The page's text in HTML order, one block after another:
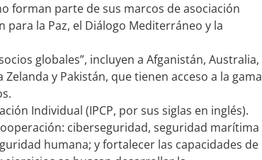
forman parte de sus marcos de asociación
para la Paz, el Diálogo Mediterráneo y la
globales”, incluyen a Afganistán, Australia,
y Pakistán, que tienen acceso a la gama
Individual (IPCP, por sus siglas en inglés).
ciberseguridad, seguridad marítima
humana; y fortalecer las capacidades de